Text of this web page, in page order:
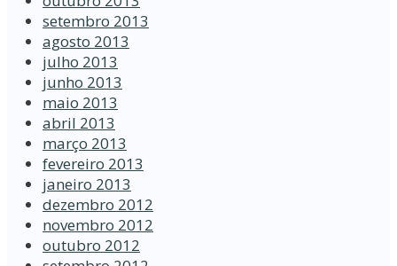
setembro 2013
agosto 2013
julho 2013
junho 2013
maio 2013
abril 2013
março 2013
fevereiro 2013
janeiro 2013
dezembro 2012
novembro 2012
outubro 2012